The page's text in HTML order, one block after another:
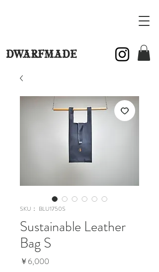
DWARFMADE
SKU： BLU1750S
Sustainable Leather
Bag S
￥6,000